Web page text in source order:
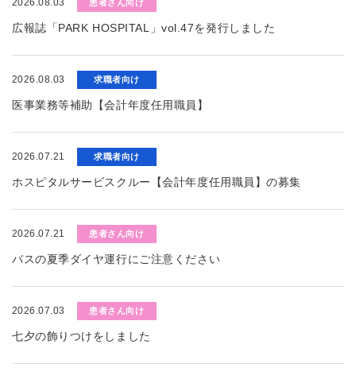
2026.08.03 患者さん向け
広報誌「PARK HOSPITAL」vol.47を発行しました
2026.08.03 求職者向け
医事業務等補助【会計年度任用職員】
2026.07.21 求職者向け
ホスピタルサービスクルー【会計年度任用職員】の募集
2026.07.21 患者さん向け
バスの夏季ダイヤ運行にご注意ください
2026.07.03 患者さん向け
七夕の飾りつけをしました